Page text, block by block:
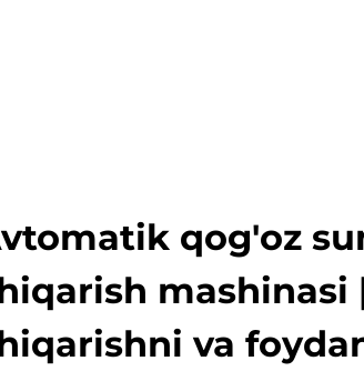
qog'oz
mashinasi
va